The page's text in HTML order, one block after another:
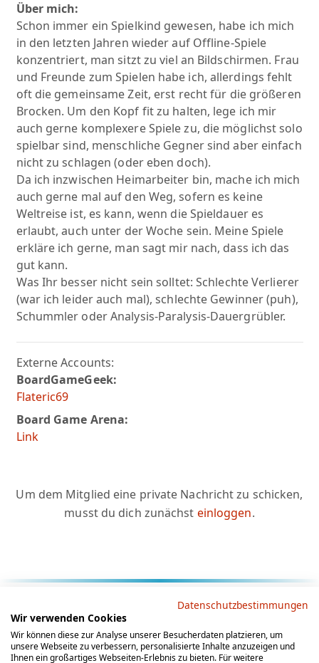
Über mich:
Schon immer ein Spielkind gewesen, habe ich mich
in den letzten Jahren wieder auf Offline-Spiele
konzentriert, man sitzt zu viel an Bildschirmen. Frau
und Freunde zum Spielen habe ich, allerdings fehlt
oft die gemeinsame Zeit, erst recht für die größeren
Brocken. Um den Kopf fit zu halten, lege ich mir
auch gerne komplexere Spiele zu, die möglichst solo
spielbar sind, menschliche Gegner sind aber einfach
nicht zu schlagen (oder eben doch).
Da ich inzwischen Heimarbeiter bin, mache ich mich
auch gerne mal auf den Weg, sofern es keine
Weltreise ist, es kann, wenn die Spieldauer es
erlaubt, auch unter der Woche sein. Meine Spiele
erkläre ich gerne, man sagt mir nach, dass ich das
gut kann.
Was Ihr besser nicht sein solltet: Schlechte Verlierer
(war ich leider auch mal), schlechte Gewinner (puh),
Schummler oder Analysis-Paralysis-Dauergrübler.
Externe Accounts:
BoardGameGeek:
Flateric69
Board Game Arena:
Link
Um dem Mitglied eine private Nachricht zu schicken,
musst du dich zunächst einloggen.
AGB Datenschutz
Impressum
Social Media
Datenschutzbestimmungen
Wir verwenden Cookies
Wir können diese zur Analyse unserer Besucherdaten platzieren, um
unsere Webseite zu verbessern, personalisierte Inhalte anzuzeigen und
Ihnen ein großartiges Webseiten-Erlebnis zu bieten. Für weitere